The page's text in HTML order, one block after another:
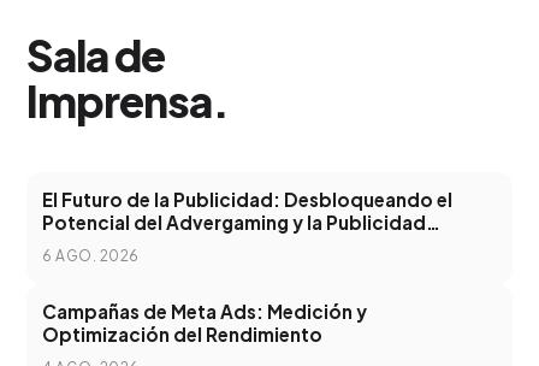
Sala de
Imprensa.
El Futuro de la Publicidad: Desbloqueando el
Potencial del Advergaming y la Publicidad
Programática
6 AGO. 2026
Campañas de Meta Ads: Medición y
Optimización del Rendimiento